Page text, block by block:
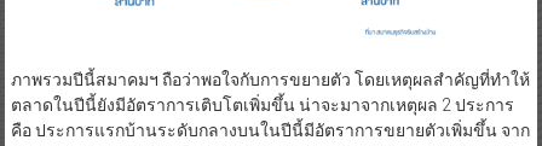
ภาพรวมปีนี้สมาคมฯ ถือว่าพอใจกับการขยายตัว โดยเหตุผลสำคัญที่ทำให้
คือ ประการแรกบ้านระดับกลางบนในปีนี้มีอัตราการขยายตัวเพิ่มขึ้น จาก
การสำรวจยอดขายภายในงาน รับสร้างบ้านและวัสดุ 2019 พบว่า บ้าน
ระดับราคา 5.01 – 10 ล้านบาท ยังคงมีสัดส่วนสูงสุดคือ 28.71% รองลง